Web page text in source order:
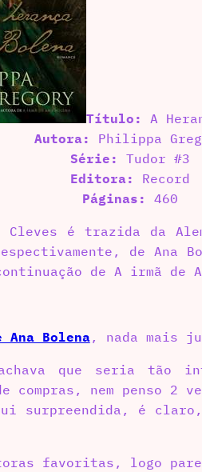
Título:
A
Autora:
Philippa
Série:
Tudor #3
Editora:
Record
Páginas:
460
é trazida da
de Ana
de A irmã de
Ana Bolena, nada mais
que seria tão
nem penso 2
surpreendida, é claro,
favoritas, logo